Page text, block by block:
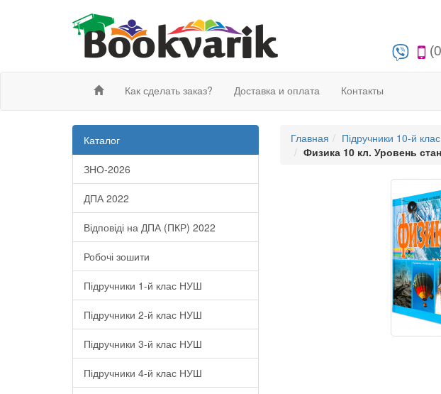
Как сделать заказ? Доставка и оплата Контакты
Каталог
ЗНО-2026
ДПА 2022
Відповіді на ДПА (ПКР) 2022
Робочі зошити
Підручники 1-й клас НУШ
Підручники 2-й клас НУШ
Підручники 3-й клас НУШ
Підручники 4-й клас НУШ
Главная Підручники 10-й клас
Физика 10 кл. Уровень